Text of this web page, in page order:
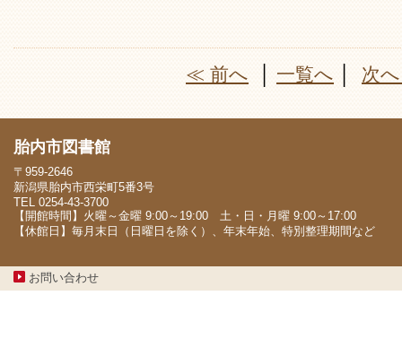
≪ 前へ 一覧へ 次
胎内市図書館
〒959-2646
新潟県胎内市西栄町5番3号
TEL 0254-43-3700
【開館時間】火曜～金曜 9:00～19:00 土・日・月曜 9:00～17:00
【休館日】毎月末日（日曜日を除く）、年末年始、特別整理期間など
お問い合わせ